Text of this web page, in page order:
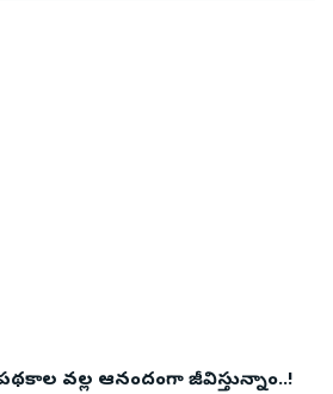
వల్ల ఆనందంగా జీవిస్తున్నాం..!